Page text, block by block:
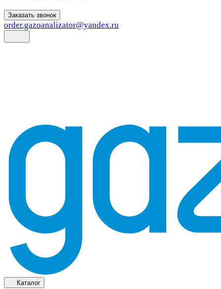
Заказать звонок
order.gazoanalizator@yandex.ru
Каталог